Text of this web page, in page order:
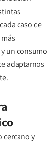
caso de
un consumo
adaptarnos
cercano y